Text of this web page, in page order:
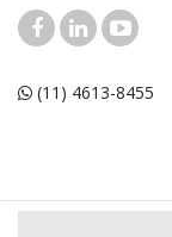
(11) 4613-8455